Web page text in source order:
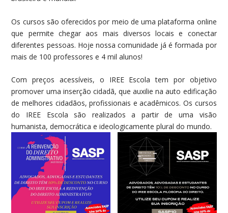
Os cursos são oferecidos por meio de uma plataforma online
que permite chegar aos mais diversos locais e conectar
diferentes pessoas. Hoje nossa comunidade já é formada por
mais de 100 professores e 4 mil alunos!
Com preços acessíveis, o IREE Escola tem por objetivo
promover uma inserção cidadã, que auxilie na auto edificação
de melhores cidadãos, profissionais e acadêmicos. Os cursos
do IREE Escola são realizados a partir de uma visão
humanista, democrática e ideologicamente plural do mundo.